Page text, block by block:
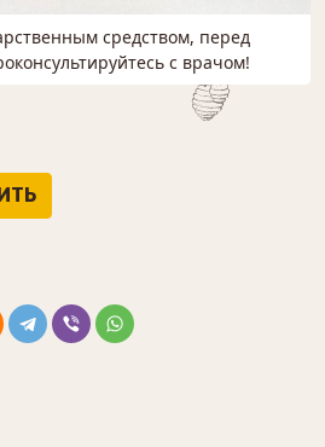
средством, перед
с врачом!